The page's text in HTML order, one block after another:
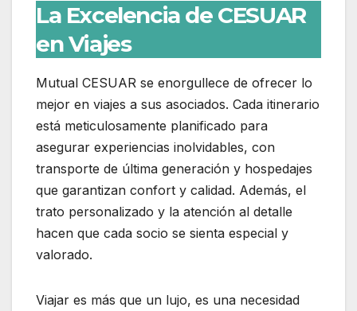
La Excelencia de CESUAR
en Viajes
Mutual CESUAR se enorgullece de ofrecer lo
mejor en viajes a sus asociados. Cada itinerario
está meticulosamente planificado para
asegurar experiencias inolvidables, con
transporte de última generación y hospedajes
que garantizan confort y calidad. Además, el
trato personalizado y la atención al detalle
hacen que cada socio se sienta especial y
valorado.
Viajar es más que un lujo, es una necesidad